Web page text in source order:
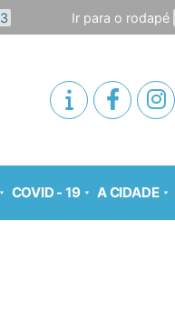
3 Ir para o rodapé
COVID - 19 A CIDADE